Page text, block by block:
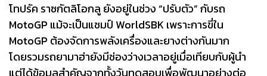
โทปรัค ราซกัตลิโอกลู ยังอยู่ในช่วง “ปรับตัว” กับรถ
MotoGP แม้จะเป็นแชมป์ WorldSBK เพราะการขี่ใน
MotoGP ต้องจัดการพลังเครื่องและยางต่างกันมาก
โดยรวมรถยามาฮ่ายังมีช่องว่างเวลาอยู่เมื่อเทียบกับผู้นำ